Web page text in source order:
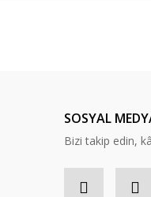
SOSYAL
Bizi takip edin,